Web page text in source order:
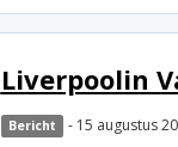
Liverpoolin
Bericht - 15 augustus